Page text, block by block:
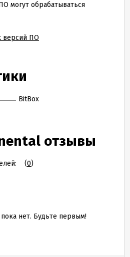
могут обрабатываться
версий ПО
BitBox
отзывы
(0)
нет. Будьте первым!